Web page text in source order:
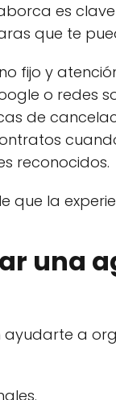
es
que te
fijo y
o redes
de
reconocidos.
la
una
a